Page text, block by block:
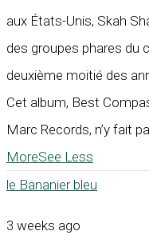
aux États-Unis, Skah
des groupes phares du
deuxième moitié des
Cet album, Best
Marc Records, n’y fait
MoreSee Less
le Bananier bleu
3 weeks ago